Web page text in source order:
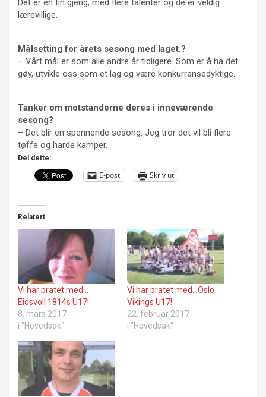
lærevillige.
Målsetting for årets sesong med laget.?
– Vårt mål er som alle andre år tidligere. Som er å ha det
gøy, utvikle oss som et lag og være konkurransedyktige.
Tanker om motstanderne deres i inneværende
sesong?
– Det blir en spennende sesong. Jeg tror det vil bli flere
tøffe og harde kamper.
Del dette:
E-post Skriv ut
Relatert
Vi har pratet med…
Eidsvoll 1814s U17!
8. mars 2017
i "Hovedsak"
Vi har pratet med…Oslo
Vikings U17!
22. februar 2017
i "Hovedsak"